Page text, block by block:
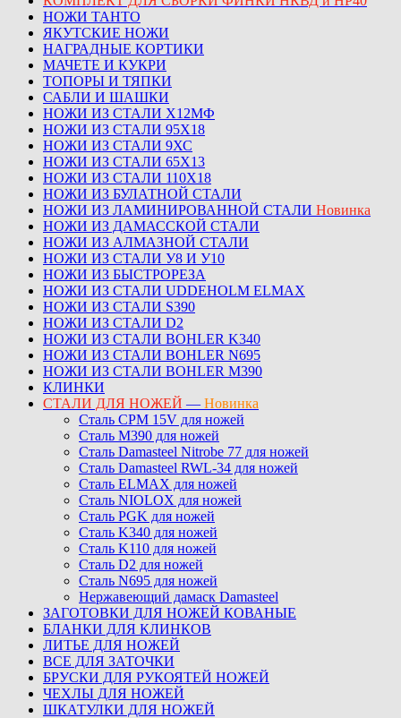
НОЖИ ТАНТО
ЯКУТСКИЕ НОЖИ
НАГРАДНЫЕ КОРТИКИ
МАЧЕТЕ И КУКРИ
ТОПОРЫ И ТЯПКИ
САБЛИ И ШАШКИ
НОЖИ ИЗ СТАЛИ Х12МФ
НОЖИ ИЗ СТАЛИ 95Х18
НОЖИ ИЗ СТАЛИ 9ХС
НОЖИ ИЗ СТАЛИ 65Х13
НОЖИ ИЗ СТАЛИ 110Х18
НОЖИ ИЗ БУЛАТНОЙ СТАЛИ
НОЖИ ИЗ ЛАМИНИРОВАННОЙ СТАЛИ Новинка
НОЖИ ИЗ ДАМАССКОЙ СТАЛИ
НОЖИ ИЗ АЛМАЗНОЙ СТАЛИ
НОЖИ ИЗ СТАЛИ У8 И У10
НОЖИ ИЗ БЫСТРОРЕЗА
НОЖИ ИЗ СТАЛИ UDDEHOLM ELMAX
НОЖИ ИЗ СТАЛИ S390
НОЖИ ИЗ СТАЛИ D2
НОЖИ ИЗ СТАЛИ BOHLER K340
НОЖИ ИЗ СТАЛИ BOHLER N695
НОЖИ ИЗ СТАЛИ BOHLER M390
КЛИНКИ
СТАЛИ ДЛЯ НОЖЕЙ — Новинка
Сталь CPM 15V для ножей
Сталь M390 для ножей
Сталь Damasteel Nitrobe 77 для ножей
Сталь Damasteel RWL-34 для ножей
Сталь ELMAX для ножей
Сталь NIOLOX для ножей
Сталь PGK для ножей
Сталь K340 для ножей
Сталь K110 для ножей
Сталь D2 для ножей
Сталь N695 для ножей
Нержавеющий дамаск Damasteel
ЗАГОТОВКИ ДЛЯ НОЖЕЙ КОВАНЫЕ
БЛАНКИ ДЛЯ КЛИНКОВ
ЛИТЬЕ ДЛЯ НОЖЕЙ
ВСЕ ДЛЯ ЗАТОЧКИ
БРУСКИ ДЛЯ РУКОЯТЕЙ НОЖЕЙ
ЧЕХЛЫ ДЛЯ НОЖЕЙ
ШКАТУЛКИ ДЛЯ НОЖЕЙ